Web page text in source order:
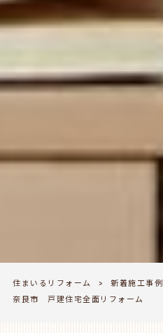
住まいるリフォーム > 新着施工事例
奈良市 戸建住宅全面リフォーム